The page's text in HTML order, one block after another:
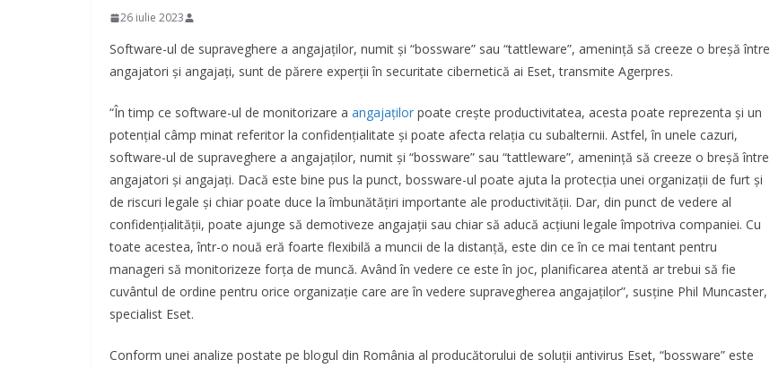
26 iulie 2023
Software-ul de supraveghere a angajaţilor, numit şi “bossware” sau “tattleware”, ameninţă să creeze o breşă între
angajatori şi angajaţi, sunt de părere experţii în securitate cibernetică ai Eset, transmite Agerpres.
“În timp ce software-ul de monitorizare a angajaţilor poate creşte productivitatea, acesta poate reprezenta şi un
potenţial câmp minat referitor la confidenţialitate şi poate afecta relaţia cu subalternii. Astfel, în unele cazuri,
software-ul de supraveghere a angajaţilor, numit şi “bossware” sau “tattleware”, ameninţă să creeze o breşă între
angajatori şi angajaţi. Dacă este bine pus la punct, bossware-ul poate ajuta la protecţia unei organizaţii de furt şi
de riscuri legale şi chiar poate duce la îmbunătăţiri importante ale productivităţii. Dar, din punct de vedere al
confidenţialităţii, poate ajunge să demotiveze angajaţii sau chiar să aducă acţiuni legale împotriva companiei. Cu
toate acestea, într-o nouă eră foarte flexibilă a muncii de la distanţă, este din ce în ce mai tentant pentru
manageri să monitorizeze forţa de muncă. Având în vedere ce este în joc, planificarea atentă ar trebui să fie
cuvântul de ordine pentru orice organizaţie care are în vedere supravegherea angajaţilor”, susţine Phil Muncaster,
specialist Eset.
Conform unei analize postate pe blogul din România al producătorului de soluţii antivirus Eset, “bossware” este